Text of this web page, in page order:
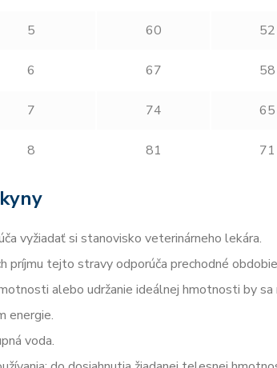
5 60 52
6 67 58
7 74 65
8 81 71
vyžiadať si stanovisko veterinárneho lekára.
príjmu tejto stravy odporúča prechodné
alebo udržanie ideálnej hmotnosti by sa
energie.
voda.